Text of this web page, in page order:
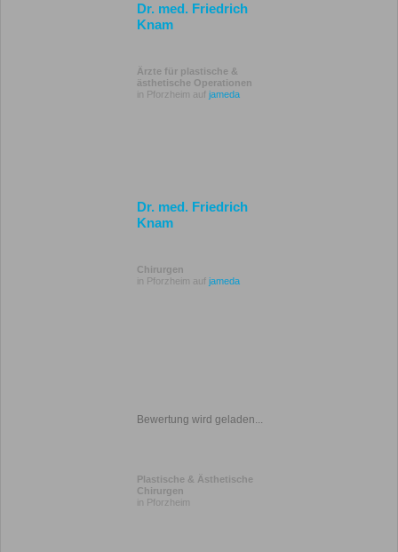
Dr. med. Friedrich
Knam
Ärzte für plastische &
ästhetische Operationen
in Pforzheim auf jameda
Dr. med. Friedrich
Knam
Chirurgen
in Pforzheim auf jameda
Bewertung wird geladen...
Plastische & Ästhetische
Chirurgen
in Pforzheim